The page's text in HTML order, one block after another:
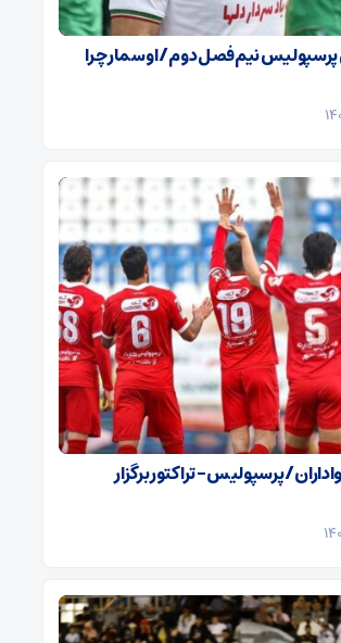
پرسپولیس نیم‌فصل دوم / اوسمار چرا
/ پرسپولیس – تراکتور برگزار